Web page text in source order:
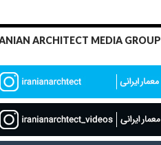
ARCHITECT MEDIA GROUP